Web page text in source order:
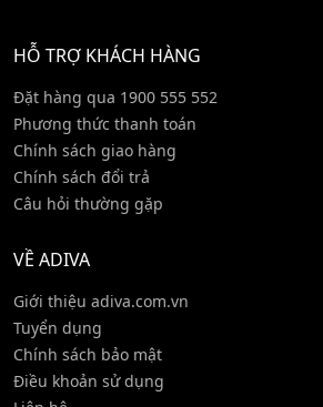
HỖ TRỢ KHÁCH HÀNG
Đặt hàng qua 1900 555 552
Phương thức thanh toán
Chính sách giao hàng
Chính sách đổi trả
Câu hỏi thường gặp
VỀ ADIVA
Giới thiệu adiva.com.vn
Tuyển dụng
Chính sách bảo mật
Điều khoản sử dụng